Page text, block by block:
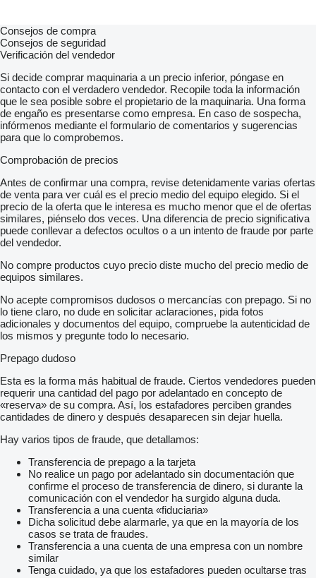
Consejos de compra
Consejos de seguridad
Verificación del vendedor
Si decide comprar maquinaria a un precio inferior, póngase en
contacto con el verdadero vendedor. Recopile toda la información
que le sea posible sobre el propietario de la maquinaria. Una forma
de engaño es presentarse como empresa. En caso de sospecha,
infórmenos mediante el formulario de comentarios y sugerencias
para que lo comprobemos.
Comprobación de precios
Antes de confirmar una compra, revise detenidamente varias ofertas
de venta para ver cuál es el precio medio del equipo elegido. Si el
precio de la oferta que le interesa es mucho menor que el de ofertas
similares, piénselo dos veces. Una diferencia de precio significativa
puede conllevar a defectos ocultos o a un intento de fraude por parte
del vendedor.
No compre productos cuyo precio diste mucho del precio medio de
equipos similares.
No acepte compromisos dudosos o mercancías con prepago. Si no
lo tiene claro, no dude en solicitar aclaraciones, pida fotos
adicionales y documentos del equipo, compruebe la autenticidad de
los mismos y pregunte todo lo necesario.
Prepago dudoso
Esta es la forma más habitual de fraude. Ciertos vendedores pueden
requerir una cantidad del pago por adelantado en concepto de
«reserva» de su compra. Así, los estafadores perciben grandes
cantidades de dinero y después desaparecen sin dejar huella.
Hay varios tipos de fraude, que detallamos:
Transferencia de prepago a la tarjeta
No realice un pago por adelantado sin documentación que
confirme el proceso de transferencia de dinero, si durante la
comunicación con el vendedor ha surgido alguna duda.
Transferencia a una cuenta «fiduciaria»
Dicha solicitud debe alarmarle, ya que en la mayoría de los
casos se trata de fraudes.
Transferencia a una cuenta de una empresa con un nombre
similar
Tenga cuidado, ya que los estafadores pueden ocultarse tras